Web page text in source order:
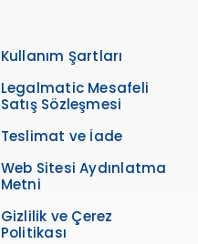
Kullanım Şartları
Legalmatic Mesafeli
Satış Sözleşmesi
Teslimat ve İade
Web Sitesi Aydınlatma
Metni
Gizlilik ve Çerez
Politikası